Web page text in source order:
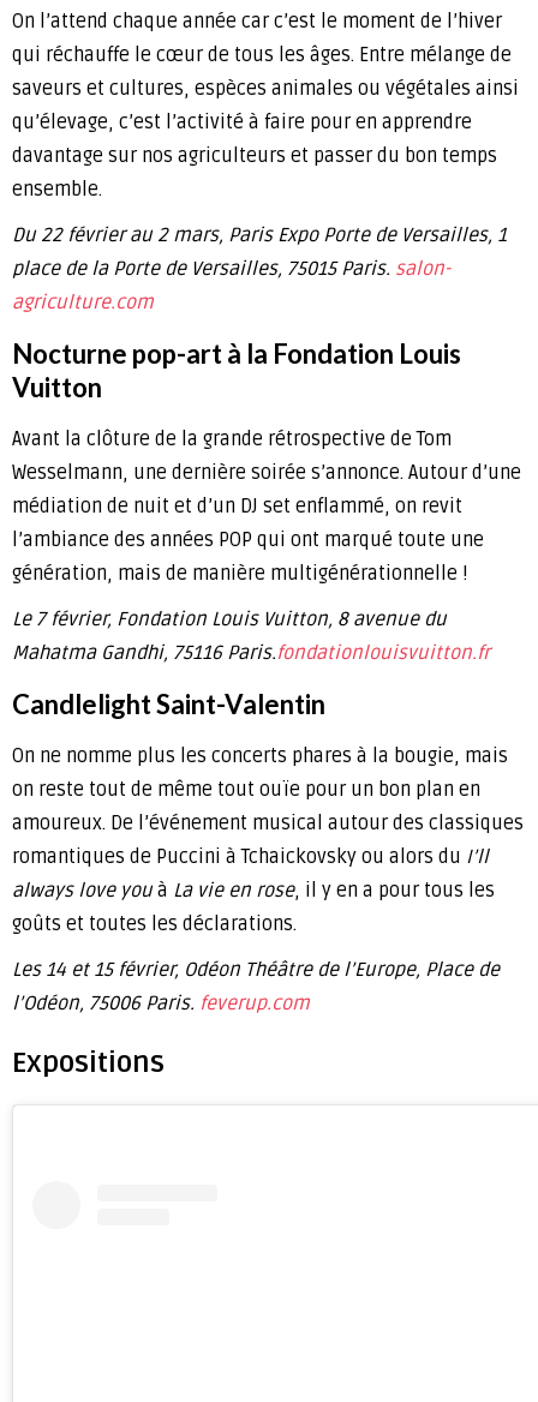
On l’attend chaque année car c’est le moment de l’hiver
qui réchauffe le cœur de tous les âges. Entre mélange de
saveurs et cultures, espèces animales ou végétales ainsi
qu’élevage, c’est l’activité à faire pour en apprendre
davantage sur nos agriculteurs et passer du bon temps
ensemble.
Du 22 février au 2 mars, Paris Expo Porte de Versailles, 1
place de la Porte de Versailles, 75015 Paris. salon-
agriculture.com
Nocturne pop-art à la Fondation Louis
Vuitton
Avant la clôture de la grande rétrospective de Tom
Wesselmann, une dernière soirée s’annonce. Autour d’une
médiation de nuit et d’un DJ set enflammé, on revit
l’ambiance des années POP qui ont marqué toute une
génération, mais de manière multigénérationnelle !
Le 7 février, Fondation Louis Vuitton, 8 avenue du
Mahatma Gandhi, 75116 Paris.fondationlouisvuitton.fr
Candlelight Saint-Valentin
On ne nomme plus les concerts phares à la bougie, mais
on reste tout de même tout ouïe pour un bon plan en
amoureux. De l’événement musical autour des classiques
romantiques de Puccini à Tchaickovsky ou alors du I’ll
always love youà La vie en rose, il y en a pour tous les
goûts et toutes les déclarations.
Les 14 et 15 février, Odéon Théâtre de l’Europe, Place de
l’Odéon, 75006 Paris. feverup.com
Expositions